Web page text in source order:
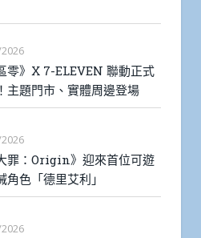
零》X 7-ELEVEN 聯動正式
主題門市、實體周邊登場
罪：Origin》迎來首位可遊
角色「德里艾利」